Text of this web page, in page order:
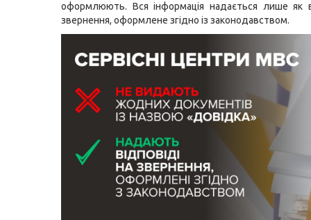
оформлюють. Вся інформація надається лише як
звернення, оформлене згідно із законодавством.